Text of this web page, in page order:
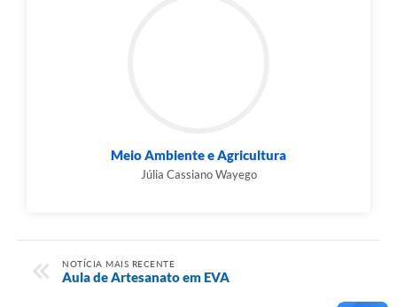
Meio Ambiente e Agricultura
Júlia Cassiano Wayego
NOTÍCIA MAIS RECENTE
Aula de Artesanato em EVA